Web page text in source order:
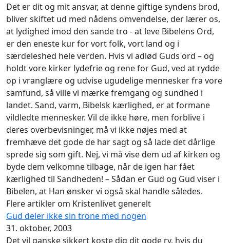
Det er dit og mit ansvar, at denne giftige syndens brod,
bliver skiftet ud med nådens omvendelse, der lærer os,
at lydighed imod den sande tro - at leve Bibelens Ord,
er den eneste kur for vort folk, vort land og i
særdeleshed hele verden. Hvis vi adlød Guds ord – og
holdt vore kirker lydefrie og rene for Gud, ved at rydde
op i vranglære og udvise ugudelige mennesker fra vore
samfund, så ville vi mærke fremgang og sundhed i
landet. Sand, varm, Bibelsk kærlighed, er at formane
vildledte mennesker. Vil de ikke høre, men forblive i
deres overbevisninger, må vi ikke nøjes med at
fremhæve det gode de har sagt og så lade det dårlige
sprede sig som gift. Nej, vi må vise dem ud af kirken og
byde dem velkomne tilbage, når de igen har fået
kærlighed til Sandheden! – Sådan er Gud og Gud viser i
Bibelen, at Han ønsker vi også skal handle således.
Flere artikler om Kristenlivet generelt
Gud deler ikke sin trone med nogen
31. oktober, 2003
Det vil ganske sikkert koste dig dit gode ry, hvis du